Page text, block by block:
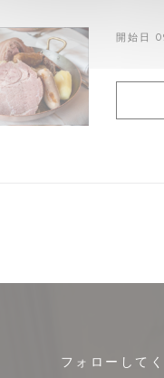
開始日
フォローして